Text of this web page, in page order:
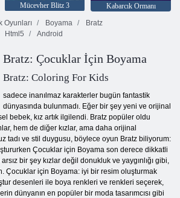
Mücevher Blitz 3
Kabarcık Ormanı
Oyunları Boyama
Bratz
Html5 Android
Bratz: Çocuklar İçin Boyama
Bratz: Coloring For Kids
sadece inanılmaz karakterler bugün fantastik
dünyasında bulunmadı. Eğer bir şey yeni ve orijinal
bebek, kız artık ilgilendi. Bratz popüler oldu
hem de diğer kızlar, ama daha orijinal
tadı ve stil duygusu, böylece oyun Bratz biliyorum:
Çocuklar için Boyama son derece dikkatli
bir şey kızlar değil donukluk ve yaygınlığı gibi,
Çocuklar için Boyama: iyi bir resim oluşturmak
desenleri ile boya renkleri ve renkleri seçerek,
dünyanın en popüler bir moda tasarımcısı gibi